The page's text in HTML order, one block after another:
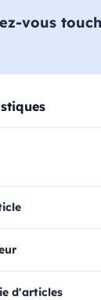
vous
d'articles